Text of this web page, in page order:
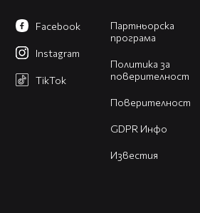
Партньорска
програма
Политика за
поверителност
Поверителност
GDPR Инфо
Известия
Facebook
Instagram
TikTok